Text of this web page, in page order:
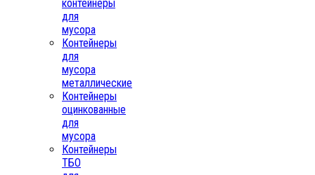
контейнеры
для
мусора
Контейнеры
для
мусора
металлические
Контейнеры
оцинкованные
для
мусора
Контейнеры
ТБО